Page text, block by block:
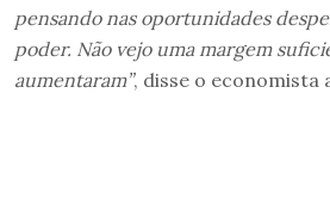
pensando nas oportunidades
poder. Não vejo uma margem
aumentaram”, disse o economista